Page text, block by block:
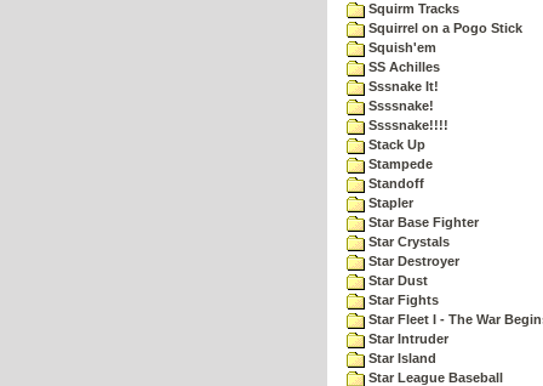
Squirm Tracks
Squirrel on a Pogo Stick
Squish'em
SS Achilles
Sssnake It!
Ssssnake!
Ssssnake!!!!
Stack Up
Stampede
Standoff
Stapler
Star Base Fighter
Star Crystals
Star Destroyer
Star Dust
Star Fights
Star Fleet I - The War
Star Intruder
Star Island
Star League Baseball